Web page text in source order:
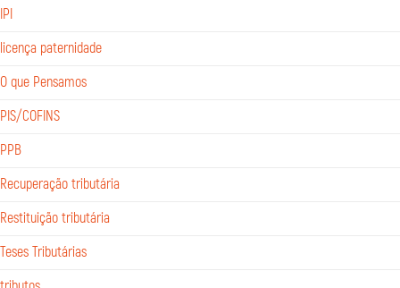
IPI
licença paternidade
O que Pensamos
PIS/COFINS
PPB
Recuperação tributária
Restituição tributária
Teses Tributárias